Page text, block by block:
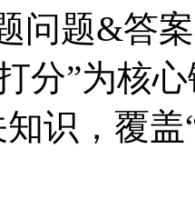
问题&答
”为核心链
识，